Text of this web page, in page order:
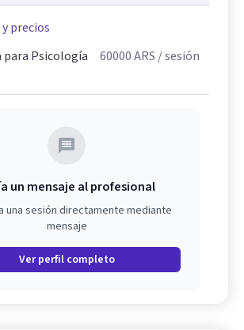
precios
Psicología
60000ARS / sesión
un mensaje al profesional
una sesión directamente mediante
mensaje
Ver perfil completo